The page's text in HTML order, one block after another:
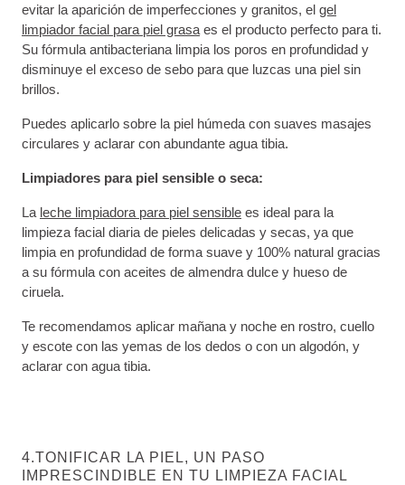
evitar la aparición de imperfecciones y granitos, el gel
limpiador facial para piel grasa es el producto perfecto para ti.
Su fórmula antibacteriana limpia los poros en profundidad y
disminuye el exceso de sebo para que luzcas una piel sin
brillos.
Puedes aplicarlo sobre la piel húmeda con suaves masajes
circulares y aclarar con abundante agua tibia.
Limpiadores para piel sensible o seca:
La leche limpiadora para piel sensible es ideal para la
limpieza facial diaria de pieles delicadas y secas, ya que
limpia en profundidad de forma suave y 100% natural gracias
a su fórmula con aceites de almendra dulce y hueso de
ciruela.
Te recomendamos aplicar mañana y noche en rostro, cuello
y escote con las yemas de los dedos o con un algodón, y
aclarar con agua tibia.
4.TONIFICAR LA PIEL, UN PASO
IMPRESCINDIBLE EN TU LIMPIEZA FACIAL